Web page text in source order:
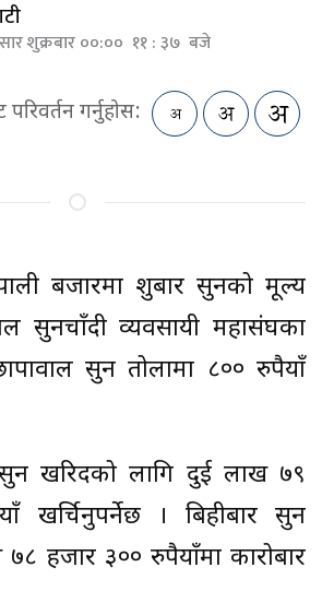
शुक्रबार ००:०० ११ : ३७ बजे
परिवर्तन गर्नुहोस:
बजारमा शुक्रबार सुनको मूल्य
सुनचाँदी व्यवसायी महासंघका
सुन तोलामा ८०० रुपैयाँ
खरिदको लागि दुई लाख ७९
खर्चिनुपर्नेछ । बिहीबार सुन
हजार ३०० रुपैयाँमा कारोबार